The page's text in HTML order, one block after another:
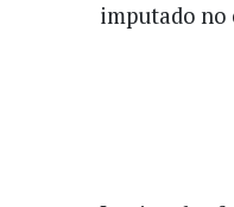
imputado no